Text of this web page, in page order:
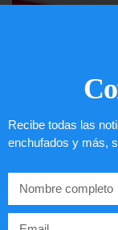
LEER
Recibe todas las
enchufados y más,